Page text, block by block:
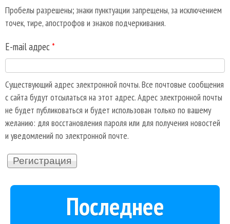
Пробелы разрешены; знаки пунктуации запрещены, за исключением
точек, тире, апострофов и знаков подчеркивания.
E-mail адрес *
Существующий адрес электронной почты. Все почтовые сообщения
с сайта будут отсылаться на этот адрес. Адрес электронной почты
не будет публиковаться и будет использован только по вашему
желанию: для восстановления пароля или для получения новостей
и уведомлений по электронной почте.
Последнее